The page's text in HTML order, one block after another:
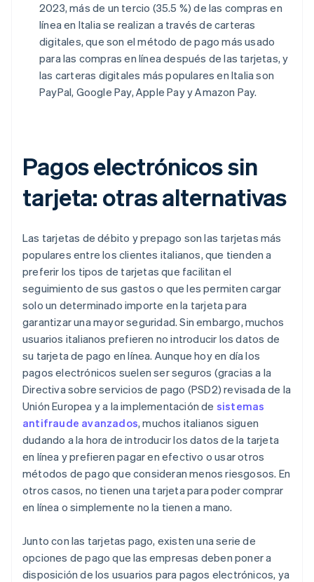
2023, más de un tercio (35.5 %) de las compras en
línea en Italia se realizan a través de carteras
digitales, que son el método de pago más usado
para las compras en línea después de las tarjetas, y
las carteras digitales más populares en Italia son
PayPal, Google Pay, Apple Pay y Amazon Pay.
Pagos electrónicos sin
tarjeta: otras alternativas
Las tarjetas de débito y prepago son las tarjetas más
populares entre los clientes italianos, que tienden a
preferir los tipos de tarjetas que facilitan el
seguimiento de sus gastos o que les permiten cargar
solo un determinado importe en la tarjeta para
garantizar una mayor seguridad. Sin embargo, muchos
usuarios italianos prefieren no introducir los datos de
su tarjeta de pago en línea. Aunque hoy en día los
pagos electrónicos suelen ser seguros (gracias a la
Directiva sobre servicios de pago (PSD2) revisada de la
Unión Europea y a la implementación de sistemas
antifraude avanzados, muchos italianos siguen
dudando a la hora de introducir los datos de la tarjeta
en línea y prefieren pagar en efectivo o usar otros
métodos de pago que consideran menos riesgosos. En
otros casos, no tienen una tarjeta para poder comprar
en línea o simplemente no la tienen a mano.
Junto con las tarjetas pago, existen una serie de
opciones de pago que las empresas deben poner a
disposición de los usuarios para pagos electrónicos, ya